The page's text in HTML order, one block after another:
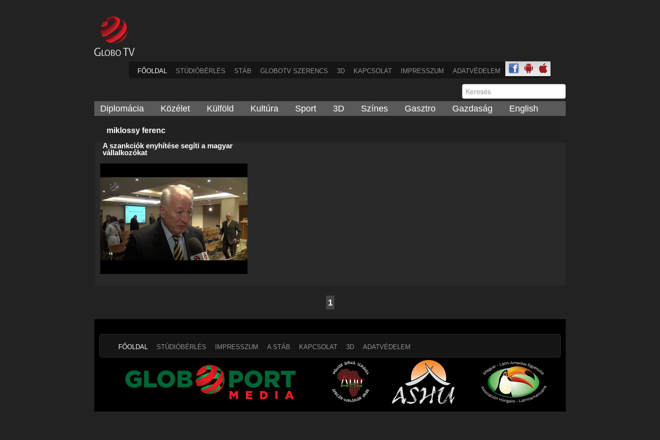
FŐOLDAL STÚDIÓBÉRLÉS STÁB GLOBOTV SZERENCS 3D KAPCSOLAT IMPRESSZUM ADATVÉDELEM
Diplomácia Közélet Külföld Kultúra Sport 3D Színes Gasztro Gazdaság English
miklossy ferenc
A szankciók enyhítése segíti a magyar
vállalkozókat
1
FŐOLDAL STÚDIÓBÉRLÉS IMPRESSZUM A STÁB KAPCSOLAT 3D ADATVÉDELEM